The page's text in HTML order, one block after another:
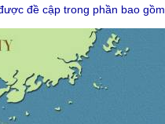
đề cập trong phần bao gồm